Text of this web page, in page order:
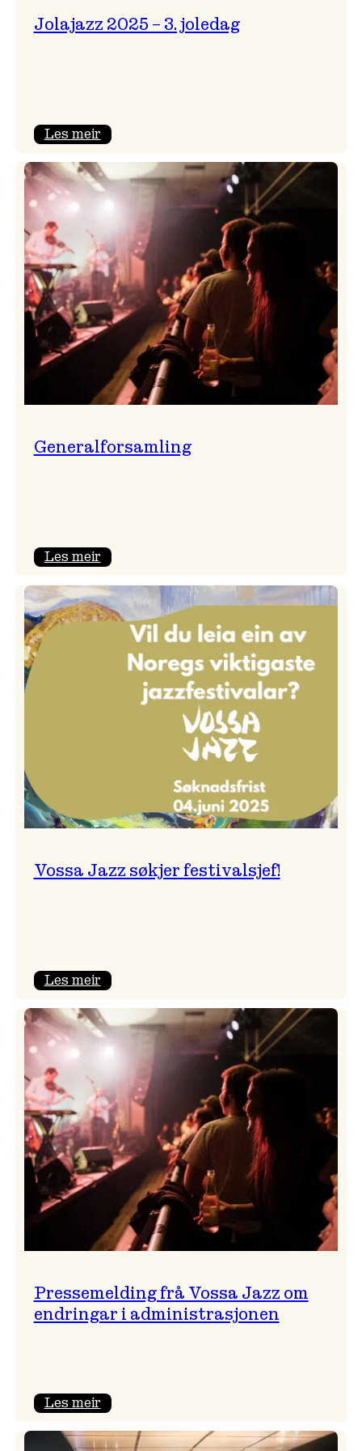
Jolajazz 2025 – 3. joledag
Les meir:
2025
–
joledag
Generalforsamling
Les meir:
Vossa Jazz søkjer festivalsjef!
Les meir:
Jazz
søkjer
Pressemelding frå Vossa Jazz om
endringar i administrasjonen
Les meir:
frå